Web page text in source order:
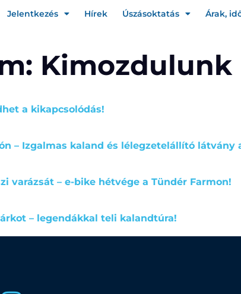
Jelentkezés Hírek Úszásoktatás Árak,
Kimozdulunk
a kikapcsolódás!
– Izgalmas kaland és lélegzetelállító látvány
varázsát – e-bike hétvége a Tündér Farmon!
– legendákkal teli kalandtúra!